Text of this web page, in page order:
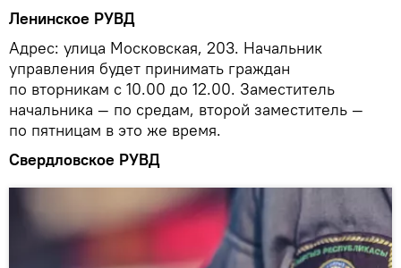
Ленинское РУВД
Адрес: улица Московская, 203. Начальник
управления будет принимать граждан
по вторникам с 10.00 до 12.00. Заместитель
начальника — по средам, второй заместитель —
по пятницам в это же время.
Свердловское РУВД